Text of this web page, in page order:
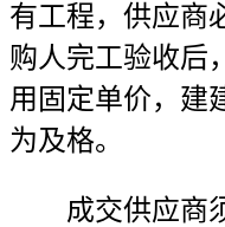
有工程，供应商
购人完工验收后
用固定单价，建
为及格。
成交供应商须